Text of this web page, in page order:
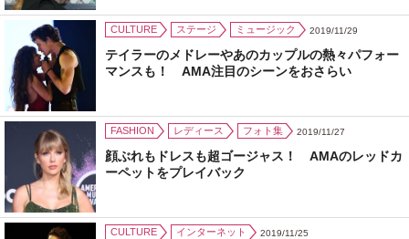
CULTURE ステージ ミュージック 2019/11/29
テイラーのメドレーやあのカップルの熱々パフォー
マンスも！ AMA注目のシーンをおさらい
FASHION レディース フォト集 2019/11/27
顔ぶれもドレスも超ゴージャス！ AMAのレッドカ
ーペットをプレイバック
CULTURE インターネット 2019/11/25